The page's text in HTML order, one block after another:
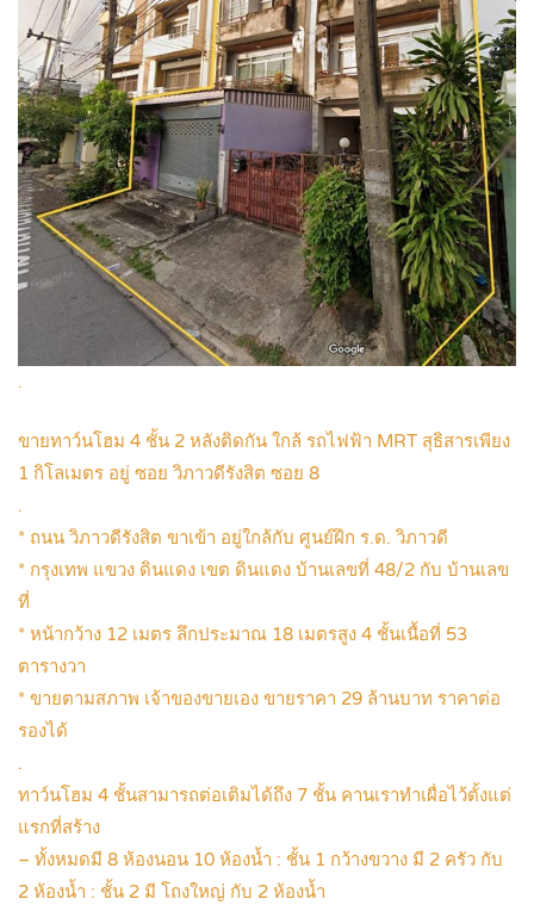
.
ขายทาว์นโฮม 4 ชั้น 2 หลังติดกัน ใกล้ รถไฟฟ้า MRT สุธิสารเพียง
1 กิโลเมตร อยู่ ซอย วิภาวดีรังสิต ซอย 8
.
* ถนน วิภาวดีรังสิต ขาเข้า อยู่ใกล้กับ ศูนย์ฝึก ร.ด. วิภาวดี
* กรุงเทพ แขวง ดินแดง เขต ดินแดง บ้านเลขที่ 48/2 กับ บ้านเลข
ที่
* หน้ากว้าง 12 เมตร ลึกประมาณ 18 เมตรสูง 4 ชั้นเนื้อที่ 53
ตารางวา
* ขายตามสภาพ เจ้าของขายเอง ขายราคา 29 ล้านบาท ราคาต่อ
รองได้
.
ทาว์นโฮม 4 ชั้นสามารถต่อเติมได้ถึง 7 ชั้น คานเราทำเผื่อไว้ตั้งแต่
แรกที่สร้าง
– ทั้งหมดมี 8 ห้องนอน 10 ห้องน้ำ : ชั้น 1 กว้างขวาง มี 2 ครัว กับ
2 ห้องน้ำ : ชั้น 2 มี โถงใหญ่ กับ 2 ห้องน้ำ